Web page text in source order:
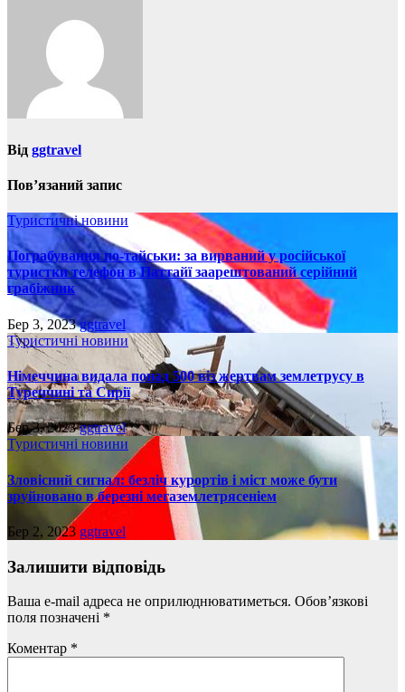
Від ggtravel
Пов’язаний запис
Туристичні новини
Пограбування по-тайськи: за вирваний у російської
туристки телефон в Паттайї заарештований серійний
грабіжник
Бер 3, 2023ggtravel
Туристичні новини
Німеччина видала понад 500 віз жертвам землетрусу в
Туреччині та Сирії
Бер 3, 2023ggtravel
Туристичні новини
Зловісний сигнал: безліч курортів і міст може бути
зруйновано в березні мегаземлетрясеніем
Бер 2, 2023 ggtravel
Залишити відповідь
Ваша e-mail адреса не оприлюднюватиметься. Обов’язкові
поля позначені *
Коментар *